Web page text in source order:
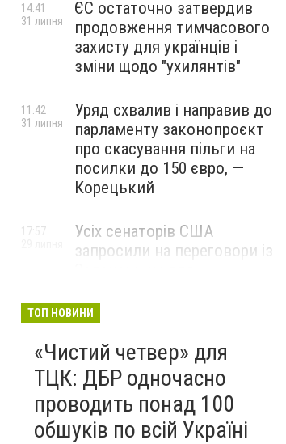
ЄС остаточно затвердив
продовження тимчасового
захисту для українців і
зміни щодо "ухилянтів"
14:41
31 липня
Уряд схвалив і направив до
парламенту законопроєкт
про скасування пільги на
посилки до 150 євро, —
Корецький
11:42
31 липня
Усіх сенаторів США
запросили на переговори із
Росії, – The Hill
17:57
ТОП НОВИНИ
«Чистий четвер» для
ТЦК: ДБР одночасно
проводить понад 100
обшуків по всій Україні